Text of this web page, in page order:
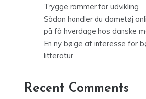
Trygge rammer for udvikling
Sådan handler du dametøj
på få hverdage hos danske
En ny bølge af interesse for
litteratur
Recent Comments